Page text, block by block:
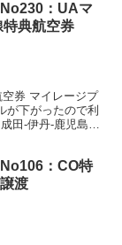
：UAマ
典航空券
空券 マイレージプ
が下がったので利
田-伊丹-鹿児島
：CO特
渡